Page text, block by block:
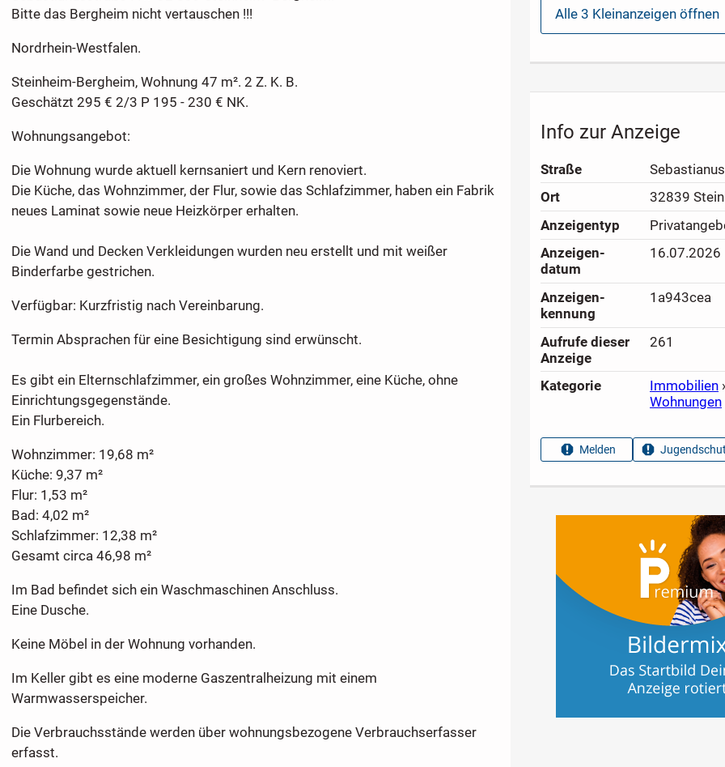
Bitte das Bergheim nicht vertauschen !!!
Nordrhein-Westfalen.
Steinheim-Bergheim, Wohnung 47 m². 2 Z. K. B.
Geschätzt 295 € 2/3 P 195 - 230 € NK.
Wohnungsangebot:
Die Wohnung wurde aktuell kernsaniert und Kern renoviert.
Die Küche, das Wohnzimmer, der Flur, sowie das Schlafzimmer, haben ein Fabrik
neues Laminat sowie neue Heizkörper erhalten.
Die Wand und Decken Verkleidungen wurden neu erstellt und mit weißer
Binderfarbe gestrichen.
Verfügbar: Kurzfristig nach Vereinbarung.
Termin Absprachen für eine Besichtigung sind erwünscht.
Es gibt ein Elternschlafzimmer, ein großes Wohnzimmer, eine Küche, ohne
Einrichtungsgegenstände.
Ein Flurbereich.
Wohnzimmer: 19,68 m²
Küche: 9,37 m²
Flur: 1,53 m²
Bad: 4,02 m²
Schlafzimmer: 12,38 m²
Gesamt circa 46,98 m²
Im Bad befindet sich ein Waschmaschinen Anschluss.
Eine Dusche.
Keine Möbel in der Wohnung vorhanden.
Im Keller gibt es eine moderne Gaszentralheizung mit einem
Warmwasserspeicher.
Die Verbrauchsstände werden über wohnungsbezogene Verbrauchserfasser
erfasst.
bei einem Pkw
Anhänger....
Alle 3 Kleinanzeigen öffnen
Info zur Anzeige
Straße
Ort
32839
Anzeigen­typ
Anzeigen­
datum
16.07.2026
Anzeigen­
kennung
1a943cea
Aufrufe dieser
Anzeige
261
Kategorie Immobilien ›
Wohnungen
Melden